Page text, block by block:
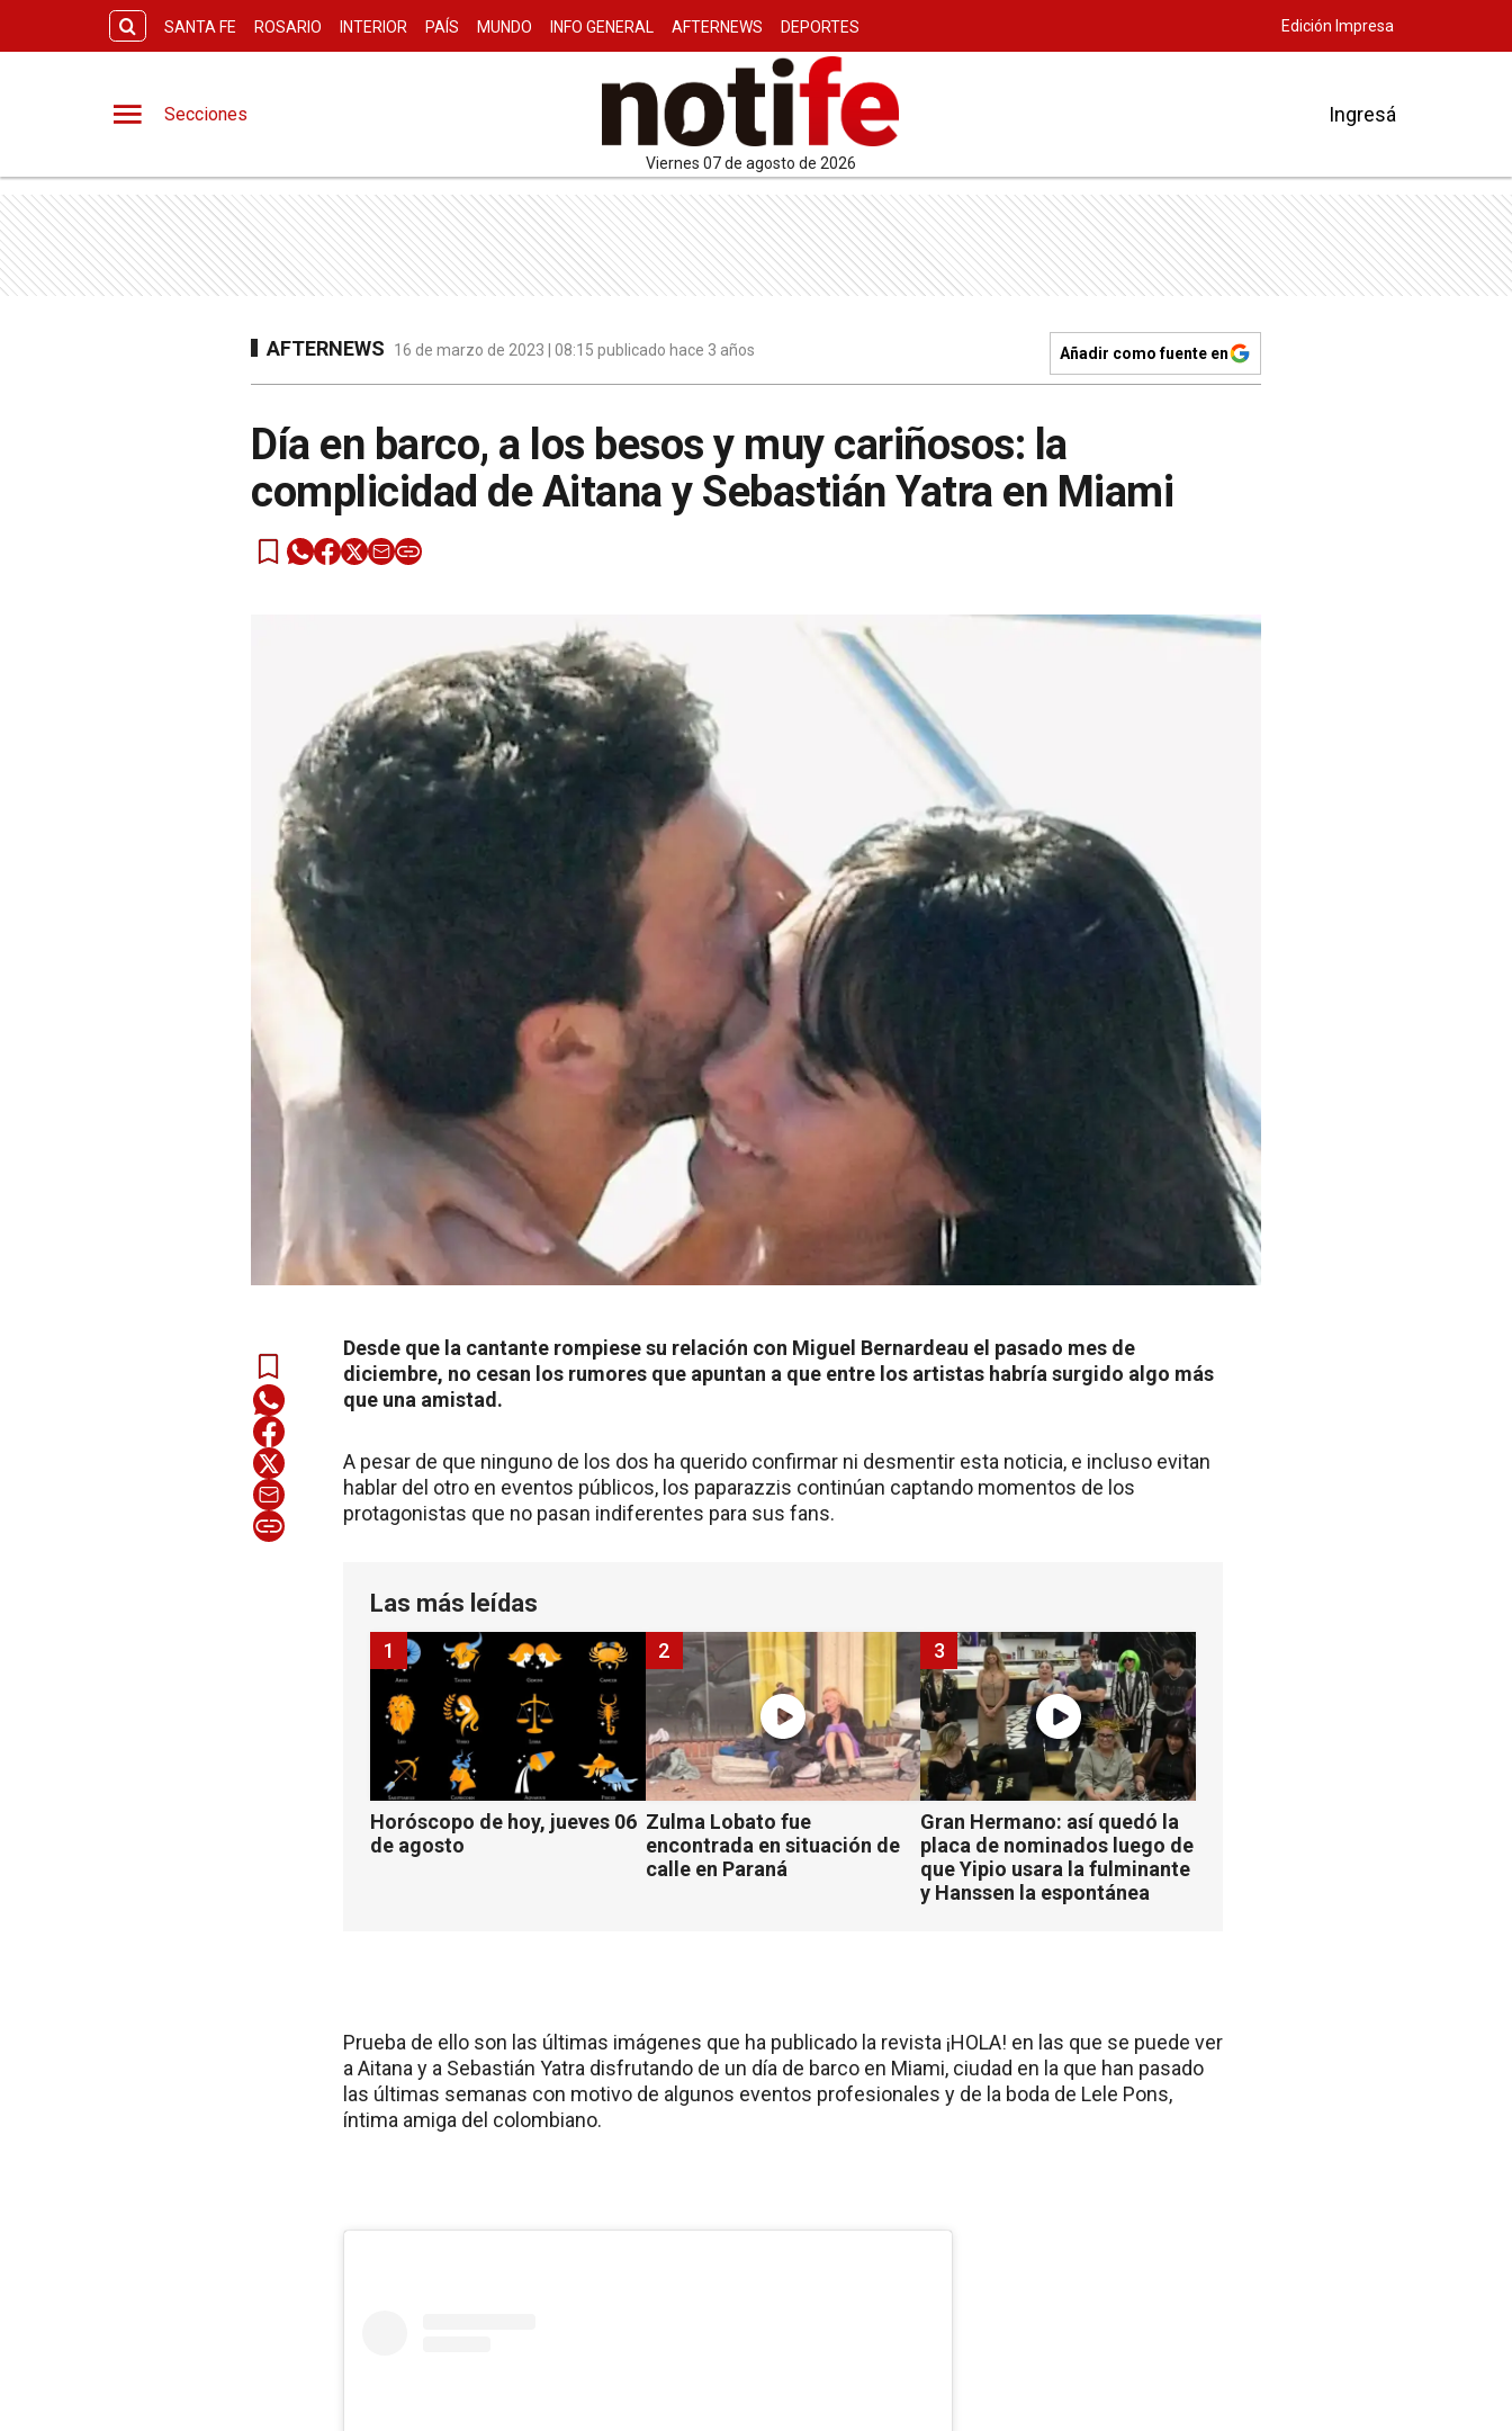
SANTA FE ROSARIO INTERIOR PAÍS MUNDO INFO GENERAL AFTERNEWS DEPORTES Edición Impresa
Secciones
viernes 07 de agosto de 2026
Ingresá
AFTERNEWS 16 de marzo de 2023 | 08:15 publicado hace 3 años Añadir como fuente en
Día en barco, a los besos y muy cariñosos: la
complicidad de Aitana y Sebastián Yatra en Miami
Desde que la cantante rompiese su relación con Miguel Bernardeau el pasado mes de
diciembre, no cesan los rumores que apuntan a que entre los artistas habría surgido algo más
que una amistad.
A pesar de que ninguno de los dos ha querido confirmar ni desmentir esta noticia, e incluso evitan
hablar del otro en eventos públicos, los paparazzis continúan captando momentos de los
protagonistas que no pasan indiferentes para sus fans.
Las más leídas
Horóscopo de hoy, jueves 06
de agosto
1
Zulma Lobato fue
encontrada en situación de
calle en Paraná
2
Gran Hermano: así quedó la
placa de nominados luego de
que Yipio usara la fulminante
y Hanssen la espontánea
3
Prueba de ello son las últimas imágenes que ha publicado la revista ¡HOLA! en las que se puede ver
a Aitana y a Sebastián Yatra disfrutando de un día de barco en Miami, ciudad en la que han pasado
las últimas semanas con motivo de algunos eventos profesionales y de la boda de Lele Pons,
íntima amiga del colombiano.